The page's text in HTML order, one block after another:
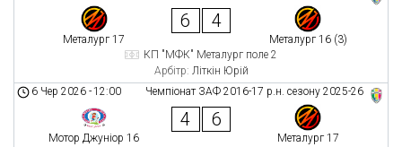
Металург 17
6 4
Металург 16 (3)
КП "МФК" Металург поле 2
Арбітр: Літкін Юрій
Чемпіонат ЗАФ 2016-17 р.н. сезону 2025-26
6 Чер 2026 -12:00
Мотор Джуніор 16
4 6
Металург 17